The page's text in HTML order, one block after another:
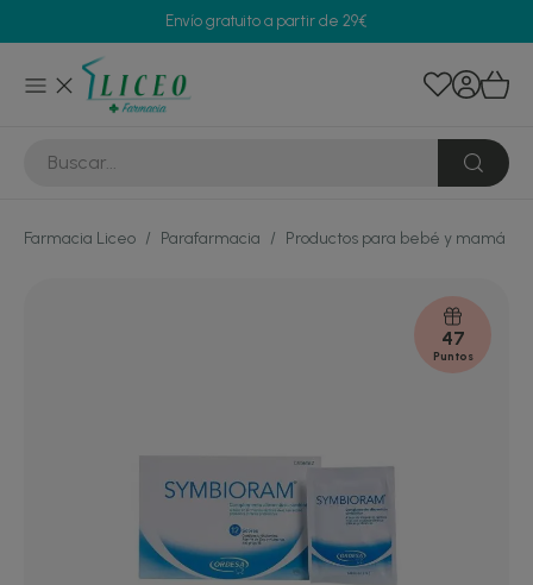
Envío gratuito a partir de 29€
Farmacia Liceo / Parafarmacia / Productos para bebé y mamá
47
Puntos